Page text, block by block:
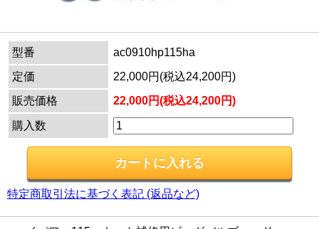
型番
ac0910hp115ha
定価
22,000円(税込24,200円)
販売価格
22,000円(税込24,200円)
購入数
特定商取引法に基づく表記 (返品など)